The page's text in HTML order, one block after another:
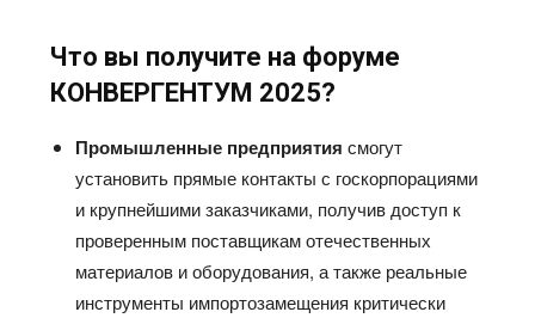
Что вы получите на форуме
КОНВЕРГЕНТУМ 2025?
Промышленные предприятия смогут
установить прямые контакты с госкорпорациями
и крупнейшими заказчиками, получив доступ к
проверенным поставщикам отечественных
материалов и оборудования, а также реальные
инструменты импортозамещения критически